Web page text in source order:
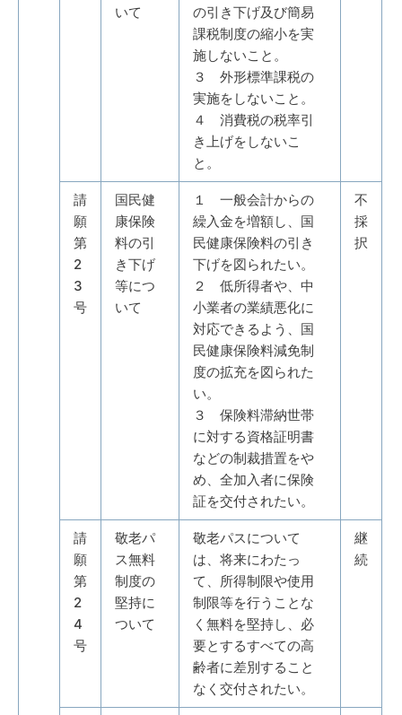
いて
の引き下げ及び簡易
課税制度の縮小を実
施しないこと。
３ 外形標準課税の
実施をしないこと。
４ 消費税の税率引
き上げをしないこ
と。
請
願
第
2
3
号
国民健
康保険
料の引
き下げ
等につ
いて
１ 一般会計からの
繰入金を増額し、国
民健康保険料の引き
下げを図られたい。
２ 低所得者や、中
小業者の業績悪化に
対応できるよう、国
民健康保険料減免制
度の拡充を図られた
い。
３ 保険料滞納世帯
に対する資格証明書
などの制裁措置をや
め、全加入者に保険
証を交付されたい。
不
採
択
請
願
第
2
4
号
敬老パ
ス無料
制度の
堅持に
ついて
敬老パスについて
は、将来にわたっ
て、所得制限や使用
制限等を行うことな
く無料を堅持し、必
要とするすべての高
齢者に差別すること
なく交付されたい。
継
続